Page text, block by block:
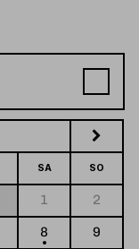
SA SO
1
2
8
9